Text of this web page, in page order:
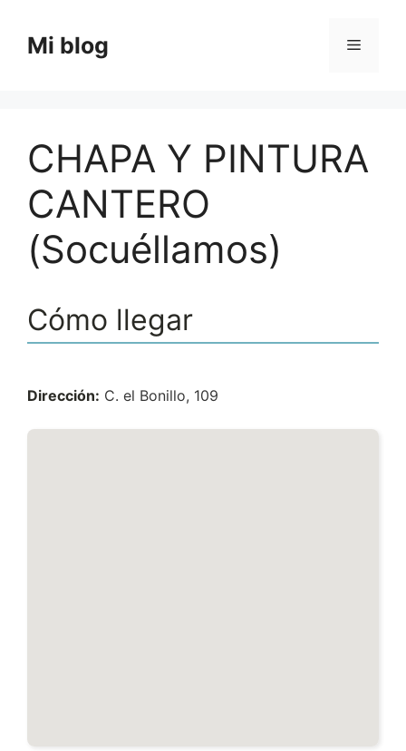
contenido
Mi blog Menú
CHAPA Y PINTURA
CANTERO
(Socuéllamos)
Cómo llegar
Dirección: C. el Bonillo, 109